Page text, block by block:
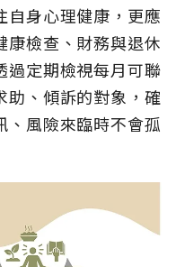
自身心理健康，更應
康檢查、財務與退休
過定期檢視每月可聯
助、傾訴的對象，確
、風險來臨時不會孤